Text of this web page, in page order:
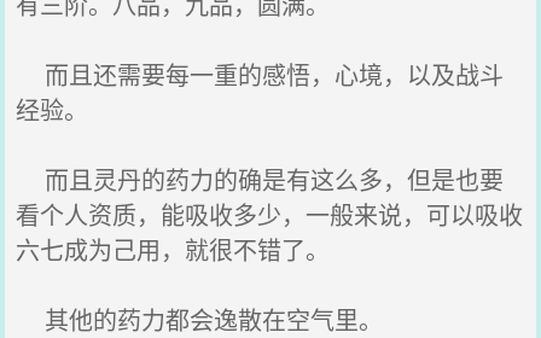
而且还需要每一重的感悟，心境，以及战斗
经验。
而且灵丹的药力的确是有这么多，但是也要
看个人资质，能吸收多少，一般来说，可以吸收
六七成为己用，就很不错了。
其他的药力都会逸散在空气里。